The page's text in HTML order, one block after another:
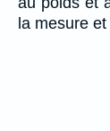
la mesure